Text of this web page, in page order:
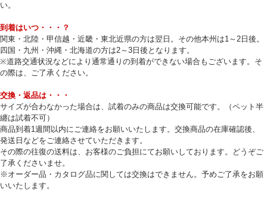
い。
到着はいつ・・・？
関東・北陸・甲信越・近畿・東北近県の方は翌日。その他本州は1～2日後。
四国・九州・沖縄・北海道の方は2～3日後となります。
※道路交通状況などにより通常通りの到着ができない場合もございます。そ
の際は、ご了承ください。
交換・返品は・・・
サイズが合わなかった場合は、試着のみの商品は交換可能です。（ペット半
纏は試着不可）
商品到着1週間以内にご連絡をお願いいたします。交換商品の在庫確認後、
発送日などをご連絡させていただきます。
その際の往復の送料は、お客様のご負担にてお願いしております。どうぞご
了承くださいませ。
※オーダー品・カタログ品に関しては交換はできません。予めご了承をお願
いいたします。